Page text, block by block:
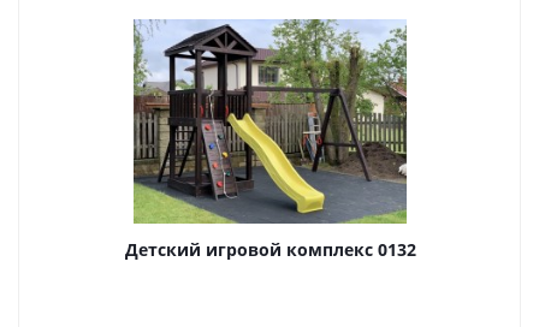
Детский игровой комплекс 0132